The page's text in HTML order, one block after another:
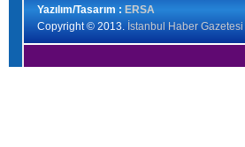
Yazılım/Tasarım : ERSA
Copyright © 2013. İstanbul Haber Gazetesi